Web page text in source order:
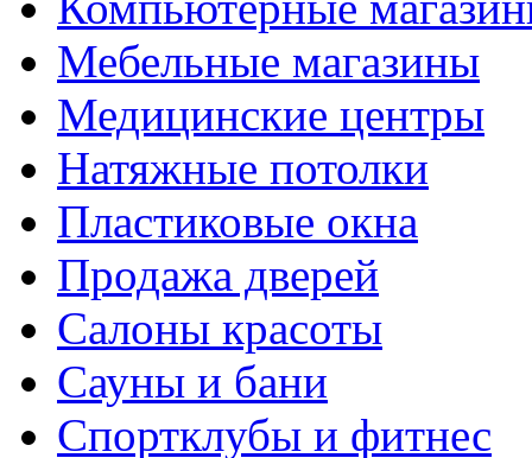
Мебельные магазины
Медицинские центры
Натяжные потолки
Пластиковые окна
Продажа дверей
Салоны красоты
Сауны и бани
Спортклубы и фитнес